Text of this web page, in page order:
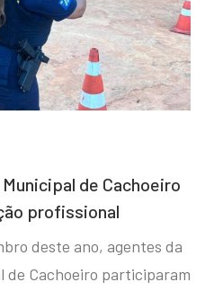
de Cachoeiro
profissional
deste ano, agentes da
de Cachoeiro participaram